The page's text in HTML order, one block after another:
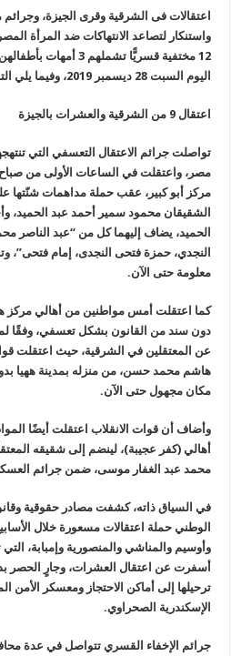
اعتقالات فى الشرقية وقرى الجيزة، وجرائم
12 مختفية قسريًّا
اليوم السبت 28 ديسمبر 2019، وفيما يلي التفاصيل
اعتقال 9 من الشرقية والعشرات بالجيزة
تواصلت جرائم الاعتقال التعسفي التي
مركز أبو كبير، عقب حملة مداهمات شنّتها
الشقيقان محمود سمير أحمد عبد الحميد،
الحميد، يضاف إليهما كل من “عبد الناصر
النجدي، حمزة فتحى النجدى، إمام فتحى”،
معلومة حتى الآن.
كما اعتقلت أمس مواطنين من أهالي مركز
دون سند من القانون بشكل تعسفي، وفقًا
عن المعتقلين في الشرقية، حيث اعتقلت
هاشم محمد حسن، من منزله بمدينة ههيا
مكان مجهول حتى الآن.
وأضاف أن قوات الانقلاب اعتقلت أيضًا
أهالي (كفر عجيبة)، لينضم إلى شقيقه
محمد عبد الغفار موسى، ضمن جرائم العسكر
في السياق ذاته، كشفت مصادر حقوقية
الوطني حملة اعتقالات مسعورة خلال
وأوسيم والمناشي والمنصورية وإمبابة،
أسفرت عن اعتقال العشرات، وجارٍ الحصر
الإسكندرية الصحراوي.
جرائم الإخفاء القسري تتواصل في عدة